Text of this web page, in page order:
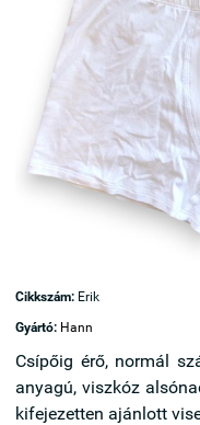
Cikkszám: Erik
Gyártó: Hann
Csípőig érő, normál
anyagú, viszkóz
kifejezetten ajánlott